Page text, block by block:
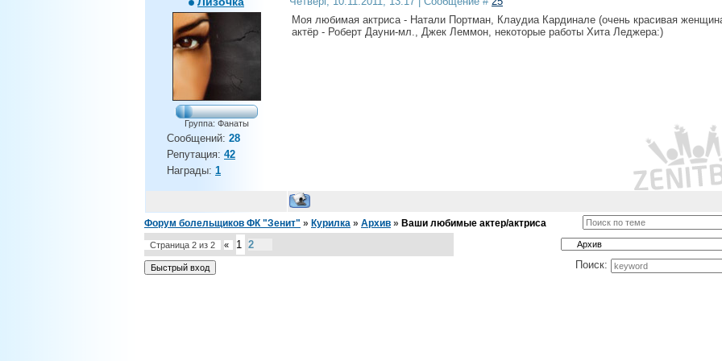
Группа: Фанаты
Сообщений: 28
Репутация: 42
Награды: 1
Моя любимая актриса - Натали Портман, Клаудиа Кардинале (очень красивая
актёр - Роберт Дауни-мл., Джек Леммон, некоторые работы Хита Леджера:)
Форум болельщиков ФК "Зенит" » Курилка » Архив » Ваши любимые актер/актриса
Страница 2 из 2 « 1 2
Поиск: